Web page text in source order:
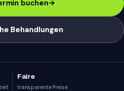
buchen
Behandlungen
Faire
transparente Preise